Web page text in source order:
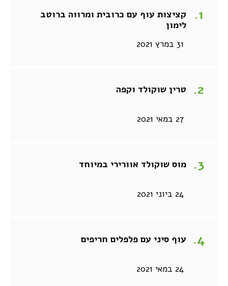
קציצות עוף עם כרובית ומרווה ברוטב
לימון
31 במרץ 2021
טרין שוקולד וקפה
27 במאי 2021
מוס שוקולד אוורירי במיוחד
24 ביוני 2021
עוף סיני עם פלפלים חריפים
24 במאי 2021